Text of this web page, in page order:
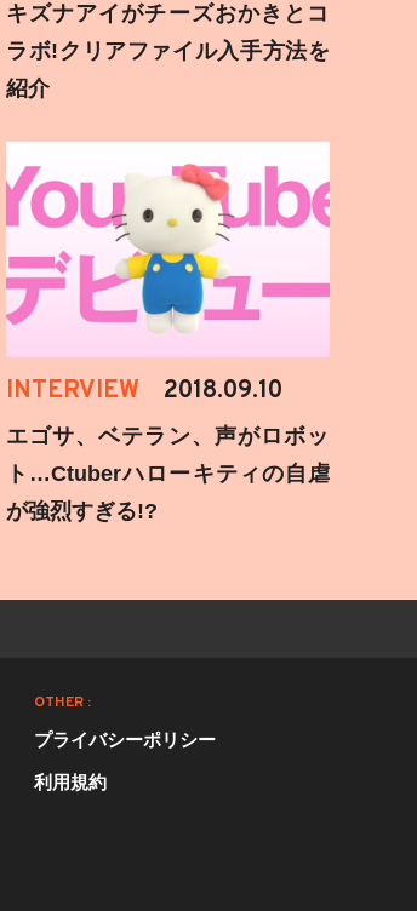
キズナアイがチーズおかきとコ
ラボ!クリアファイル入手方法を
紹介
INTERVIEW 2018.09.10
エゴサ、ベテラン、声がロボッ
ト…Ctuberハローキティの自虐
が強烈すぎる!?
OTHER :
プライバシーポリシー
利用規約